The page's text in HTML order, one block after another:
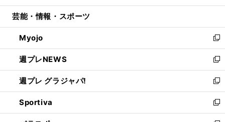
開
ウ
開
く
ン
ウ
で
開
く
ウ
ン
ド
ウ
で
開
く
し
ウ
ィ
ン
ド
ウ
で
開
く
芸能・情報・スポーツ
Myojo
新
し
い
ウ
ィ
ン
ド
ウ
週プレNEWS
新
し
い
ウ
ィ
ン
週プレ グラジャパ!
新
し
い
ウ
Sportiva
新
し